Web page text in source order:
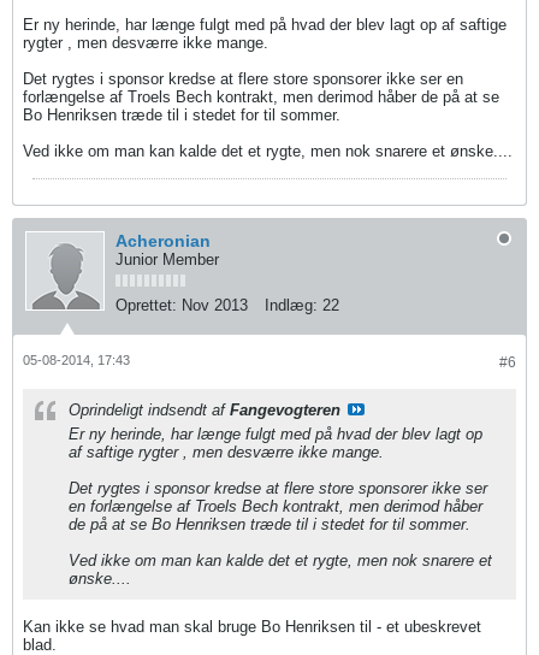
Er ny herinde, har længe fulgt med på hvad der blev lagt op af saftige
rygter , men desværre ikke mange.
Det rygtes i sponsor kredse at flere store sponsorer ikke ser en
forlængelse af Troels Bech kontrakt, men derimod håber de på at se
Bo Henriksen træde til i stedet for til sommer.
Ved ikke om man kan kalde det et rygte, men nok snarere et ønske....
Acheronian
Junior Member
Oprettet: Nov 2013 Indlæg: 22
#6
05-08-2014, 17:43
Oprindeligt indsendt af Fangevogteren
Er ny herinde, har længe fulgt med på hvad der blev lagt op
af saftige rygter , men desværre ikke mange.
Det rygtes i sponsor kredse at flere store sponsorer ikke ser
en forlængelse af Troels Bech kontrakt, men derimod håber
de på at se Bo Henriksen træde til i stedet for til sommer.
Ved ikke om man kan kalde det et rygte, men nok snarere et
ønske....
Kan ikke se hvad man skal bruge Bo Henriksen til - et ubeskrevet
blad.